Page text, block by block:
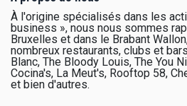
À l'origine spécialisés dans les
business », nous nous sommes
Bruxelles et dans le Brabant
nombreux restaurants, clubs et
Blanc, The Bloody Louis, The You
Cocina's, La Meut's, Rooftop 58,
et bien d'autres.